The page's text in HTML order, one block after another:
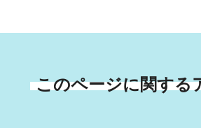
このページに関する